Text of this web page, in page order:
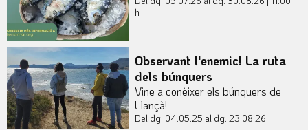
h
Observant l'enemic! La ruta
dels búnquers
Vine a conèixer els búnquers de
Llançà!
Del dg. 04.05.25 al dg. 23.08.26